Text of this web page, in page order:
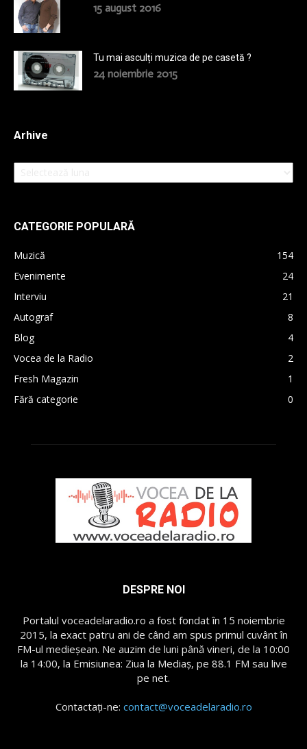
15 august 2016
Tu mai asculți muzica de pe casetă ?
24 noiembrie 2015
Arhive
Arhive
CATEGORIE POPULARĂ
Muzică
154
Evenimente
24
Interviu
21
Autograf
8
Blog
4
Vocea de la Radio
2
Fresh Magazin
1
Fără categorie
0
DESPRE NOI
Portalul voceadelaradio.ro a fost fondat în 15 noiembrie
2015, la exact patru ani de când am spus primul cuvânt în
FM-ul medieșean. Ne auzim de luni până vineri, de la 10:00
la 14:00, la Emisiunea: Ziua la Mediaș, pe 88.1 FM sau live
pe net.
Contactați-ne: contact@voceadelaradio.ro